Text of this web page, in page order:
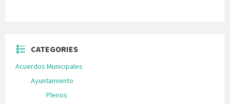
CATEGORIES
Acuerdos Municipales
Ayuntamiento
Plenos